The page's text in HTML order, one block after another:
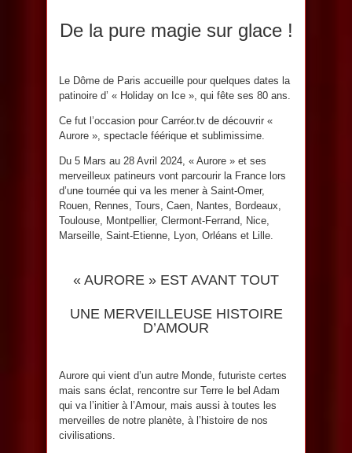
De la pure magie sur glace !
Le Dôme de Paris accueille pour quelques dates la
patinoire d’ « Holiday on Ice », qui fête ses 80 ans.
Ce fut l’occasion pour Carréor.tv de découvrir «
Aurore », spectacle féérique et sublimissime.
Du 5 Mars au 28 Avril 2024, « Aurore » et ses
merveilleux patineurs vont parcourir la France lors
d’une tournée qui va les mener à Saint-Omer,
Rouen, Rennes, Tours, Caen, Nantes, Bordeaux,
Toulouse, Montpellier, Clermont-Ferrand, Nice,
Marseille, Saint-Etienne, Lyon, Orléans et Lille.
« AURORE » EST AVANT TOUT
UNE MERVEILLEUSE HISTOIRE
D’AMOUR
Aurore qui vient d’un autre Monde, futuriste certes
mais sans éclat, rencontre sur Terre le bel Adam
qui va l’initier à l’Amour, mais aussi à toutes les
merveilles de notre planète, à l’histoire de nos
civilisations.